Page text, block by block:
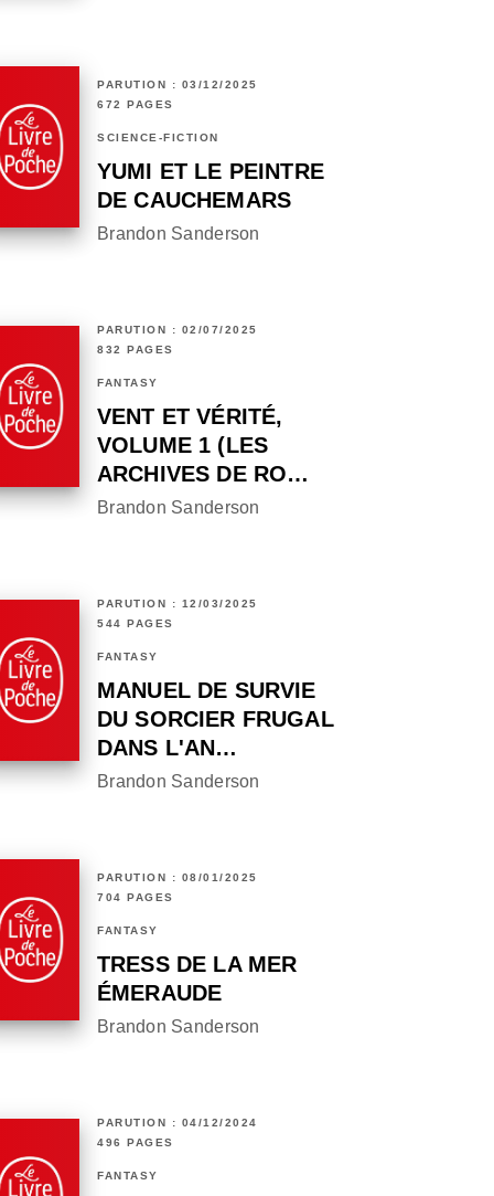
PARUTION : 03/12/2025
672 PAGES
SCIENCE-FICTION
YUMI ET LE PEINTRE
DE CAUCHEMARS
Brandon Sanderson
PARUTION : 02/07/2025
832 PAGES
FANTASY
VENT ET VÉRITÉ,
VOLUME 1 (LES
ARCHIVES DE RO…
Brandon Sanderson
PARUTION : 12/03/2025
544 PAGES
FANTASY
MANUEL DE SURVIE
DU SORCIER FRUGAL
DANS L'AN…
Brandon Sanderson
PARUTION : 08/01/2025
704 PAGES
FANTASY
TRESS DE LA MER
ÉMERAUDE
Brandon Sanderson
PARUTION : 04/12/2024
496 PAGES
FANTASY